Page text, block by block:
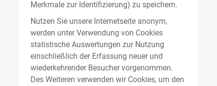
Merkmale zur Identifizierung) zu speichern.
Nutzen Sie unsere Internetseite anonym,
werden unter Verwendung von Cookies
statistische Auswertungen zur Nutzung
einschließlich der Erfassung neuer und
wiederkehrender Besucher vorgenommen.
Des Weiteren verwenden wir Cookies, um den